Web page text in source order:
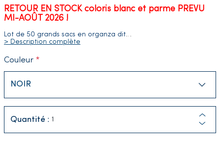
RETOUR EN STOCK coloris blanc et parme PREVU
MI-AOÛT 2026 !
Lot de 50 grands sacs en organza dit…
> Description complète
Couleur
Quantité :